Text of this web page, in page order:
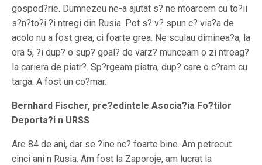
gospod?rie. Dumnezeu ne-a ajutat s? ne ntoarcem cu to?ii
s?n?to?i ?i ntregi din Rusia. Pot s? v? spun c? via?a de
acolo nu a fost grea, ci foarte grea. Ne sculau diminea?a, la
ora 5, ?i dup? o sup? goal? de varz? munceam o zi ntreag?
la cariera de piatr?. Sp?rgeam piatra, dup? care o c?ram cu
targa. A fost un co?mar.
Bernhard Fischer, pre?edintele Asocia?ia Fo?tilor
Deporta?i n URSS
Are 84 de ani, dar se ?ine nc? foarte bine. Am petrecut
cinci ani n Rusia. Am fost la Zaporoje, am lucrat la